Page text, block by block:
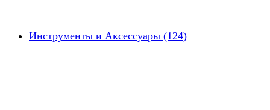
Инструменты и Аксессуары (124)